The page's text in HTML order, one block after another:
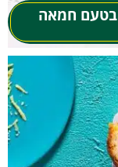
בטעם חמאה